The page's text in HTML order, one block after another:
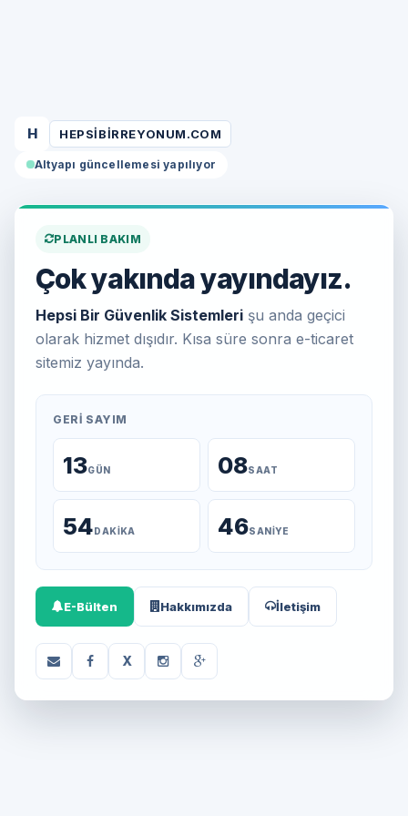
H HEPSIBIRREYONUM.COM
Altyapı güncellemesi yapılıyor
PLANLI BAKIM
Çok yakında yayındayız.
Hepsi Bir Güvenlik Sistemleri şu anda geçici
olarak hizmet dışıdır. Kısa süre sonra e-ticaret
sitemiz yayında.
GERI SAYIM
13GÜN 08SAAT
54DAKIKA 46SANIYE
E-Bülten Hakkımızda İletişim
X